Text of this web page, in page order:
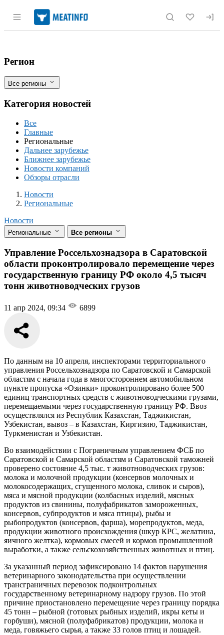
Раздел навигации по сайту
Управление Россельхознадзора в
Фильтры
Регион
Все регионы
Категория новостей
Все
Главные
Региональные
Дальнее зарубежье
Ближнее зарубежье
Новости компаний
Обзоры отрасли
Новости
Разделы
Новости
Региональные
Новости
Региональные Все регионы
Управление Россельхознадзора в Саратовской
области проконтролировало перемещение через
государственную границу РФ около 4,5 тысяч
тонн животноводческих грузов
11 апр 2024, 09:34 6899
По данным на 10 апреля, инспекторами территориального
управления Россельхознадзора по Саратовской и Самарской
областям с начала года в многостороннем автомобильном
пункте пропуска «Озинки» проконтролировано более 500
единиц транспортных средств с животноводческими грузами,
перемещаемыми через государственную границу РФ. Ввоз
осуществлялся из Республик Казахстан, Таджикистан,
Узбекистан, вывоз – в Казахстан, Киргизию, Таджикистан,
Туркменистан и Узбекистан.
Во взаимодействии с Пограничным управлением ФСБ по
Саратовской и Самарской областям и Саратовской таможней
проверено состояние 4,5 тыс. т животноводческих грузов:
молока и молочной продукции (консервов молочных и
молокосодержащих, сгущенного молока, сливок и сыров),
мяса и мясной продукции (колбасных изделий, мясных
продуктов из свинины, полуфабрикатов замороженных,
консервов, субпродуктов и мяса птицы), рыбы и
рыбопродуктов (консервов, фарша), морепродуктов, меда,
продукции животного происхождения (шкур КРС, желатина,
яичного желтка), кормовых смесей и кормов промышленной
выработки, а также сельскохозяйственных животных и птиц.
За указанный период зафиксировано 14 фактов нарушения
ветеринарного законодательства при осуществлении
трансграничных перевозок подконтрольных
государственному ветеринарному надзору грузов. По этой
причине приостановлено перемещение через границу порядка
45 тонн – рыбной (готовых рыбных изделий, икры кеты и
горбуши), мясной (полуфабрикатов) продукции, молока и
меда, говяжьего сырья, а также 33 голов птиц и лошадей.